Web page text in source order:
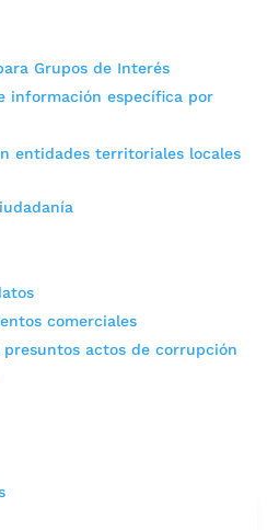
Grupos de Interés
información específica por
entidades territoriales locales
comerciales
actos de corrupción
el colegio rural Pablón en
propósito de conectar a
escuchando una emisora
recibió el apoyo del
la UIS y la Alcaldía de
2022
inscribirse y solicitar un
oficiales de